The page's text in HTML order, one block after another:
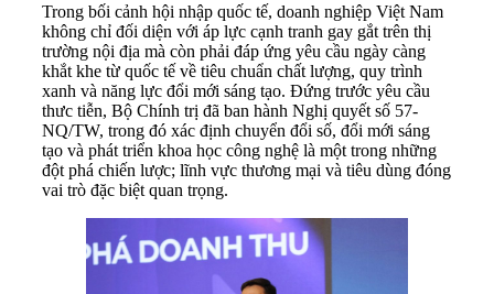
Trong bối cảnh hội nhập quốc tế, doanh nghiệp Việt Nam
không chỉ đối diện với áp lực cạnh tranh gay gắt trên thị
trường nội địa mà còn phải đáp ứng yêu cầu ngày càng
khắt khe từ quốc tế về tiêu chuẩn chất lượng, quy trình
xanh và năng lực đổi mới sáng tạo. Đứng trước yêu cầu
thưc tiễn, Bộ Chính trị đã ban hành Nghị quyết số 57-
NQ/TW, trong đó xác định chuyển đổi số, đổi mới sáng
tạo và phát triển khoa học công nghệ là một trong những
đột phá chiến lược; lĩnh vực thương mại và tiêu dùng đóng
vai trò đặc biệt quan trọng.